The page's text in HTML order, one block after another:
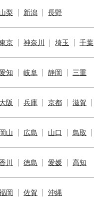
山梨 新潟 長野
京 神奈川 埼玉 千葉
知 岐阜 静岡 三重
大阪 兵庫 京都 滋賀
岡山 広島 山口 鳥取
川 徳島 愛媛 高知
岡 佐賀 沖縄